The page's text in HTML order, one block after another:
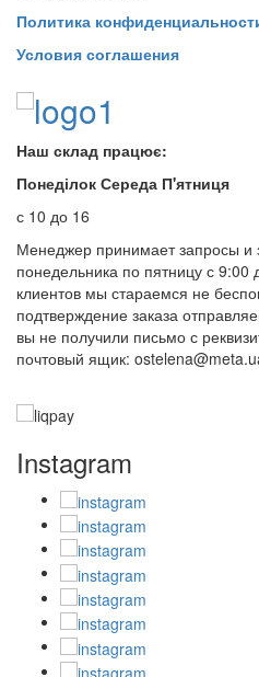
Политика
Условия соглашения
Наш склад працює:
Понеділок Середа П'ятниця
с 10 до 16
Менеджер принимает запросы и
понедельника по пятницу с
клиентов мы стараемся не
подтверждение заказа
вы не получили письмо с
почтовый ящик:
Instagram